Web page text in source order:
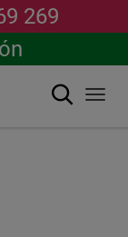
269
Buscar